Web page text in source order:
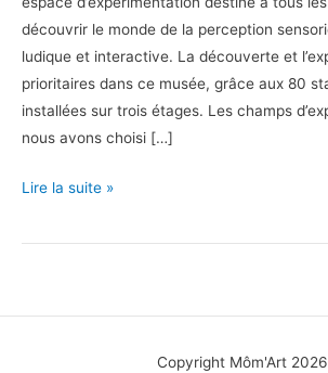
découvrir le monde de la perception
ludique et interactive. La découverte et
prioritaires dans ce musée, grâce aux 80
installées sur trois étages. Les champs
nous avons choisi […]
Tous
sens
au
Lire la suite »
Copyright Môm'Art 2026